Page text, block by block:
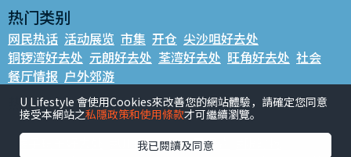
热门类别
网民热话 活动展览 市集 开仓 尖沙咀好去处
铜锣湾好去处 元朗好去处 荃湾好去处 旺角好去处 社会
餐厅情报 户外郊游
热门标签
#UGO揾好去处 #人气活动推介 #美食社群热话
#ULifestyle应用程式
U Lifestyle 會使用Cookies來改善您的網站體驗，請確定您同意
接受本網站之私隱政策和使用條款才可繼續瀏覽。
我已閱讀及同意